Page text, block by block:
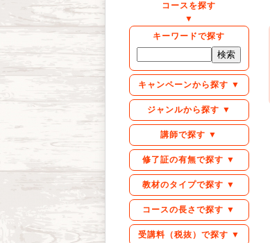
コースを探す
▼
キーワードで探す
キャンペーンから探す ▼
ジャンルから探す ▼
講師で探す ▼
修了証の有無で探す ▼
教材のタイプで探す ▼
コースの長さで探す ▼
受講料（税抜）で探す ▼